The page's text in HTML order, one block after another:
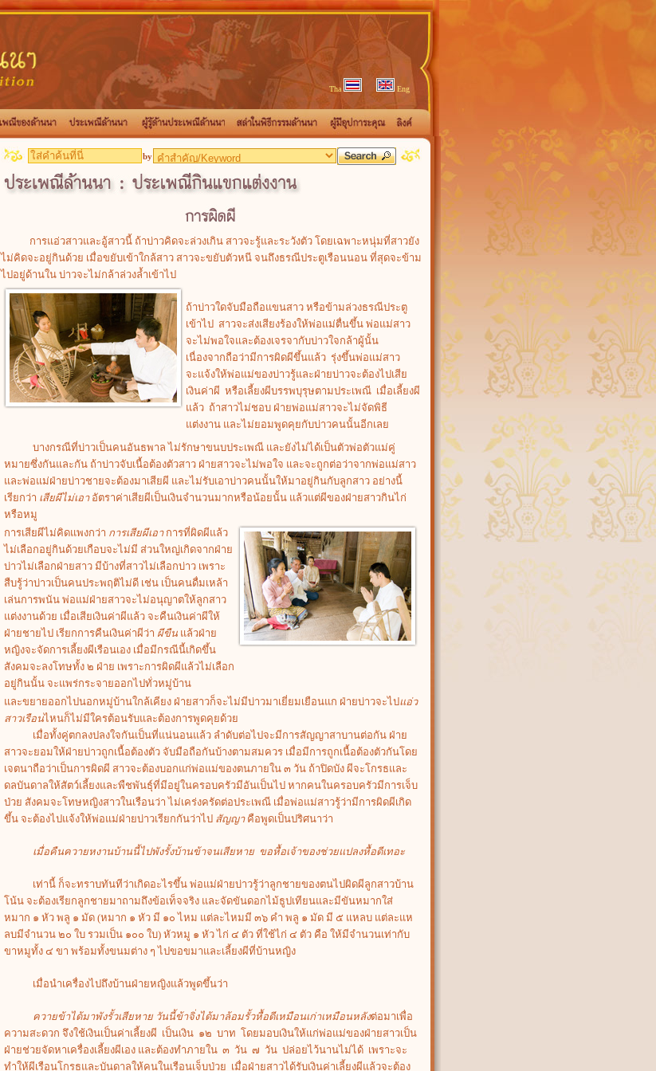
Tha Eng
by
การแอ่วสาวและอู้สาวนี้ ถ้าบ่าวคิดจะล่วงเกิน สาวจะรู้และระวังตัว โดยเฉพาะหนุ่มที่สาวยัง
ไม่คิดจะอยู่กินด้วย เมื่อขยับเข้าใกล้สาว สาวจะขยับตัวหนี จนถึงธรณีประตูเรือนนอน ที่สุดจะข้าม
ไปอยู่ด้านใน บ่าวจะไม่กล้าล่วงล้ำเข้าไป
ถ้าบ่าวใดจับมือถือแขนสาว หรือข้ามล่วงธรณีประตู
เข้าไป สาวจะส่งเสียงร้องให้พ่อแม่ตื่นขึ้น พ่อแม่สาว
จะไม่พอใจและต้องเจรจากับบ่าวใจกล้าผู้นั้น
เนื่องจากถือว่ามีการผิดผีขึ้นแล้ว รุ่งขึ้นพ่อแม่สาว
จะแจ้งให้พ่อแม่ของบ่าวรู้และฝ่ายบ่าวจะต้องไปเสีย
เงินค่าผี หรือเลี้ยงผีบรรพบุรุษตามประเพณี เมื่อเลี้ยงผี
แล้ว ถ้าสาวไม่ชอบ ฝ่ายพ่อแม่สาวจะไม่จัดพิธี
แต่งงาน และไม่ยอมพูดคุยกับบ่าวคนนั้นอีกเลย
บางกรณีที่บ่าวเป็นคนอันธพาล ไม่รักษาขนบประเพณี และยังไม่ได้เป็นตัวพ่อตัวแม่คู่
หมายซึ่งกันและกัน ถ้าบ่าวจับเนื้อต้องตัวสาว ฝ่ายสาวจะไม่พอใจ และจะถูกต่อว่าจากพ่อแม่สาว
และพ่อแม่ฝ่ายบ่าวชายจะต้องมาเสียผี และไม่รับเอาบ่าวคนนั้นให้มาอยู่กินกับลูกสาว อย่างนี้
เรียกว่า เสียผีไม่เอาอัตราค่าเสียผีเป็นเงินจำนวนมากหรือน้อยนั้น แล้วแต่ผีของฝ่ายสาวกินไก่
หรือหมู
การเสียผีไม่คิดแพงกว่า การเสียผีเอาการที่ผิดผีแล้ว
ไม่เลือกอยู่กินด้วยเกือบจะไม่มี ส่วนใหญ่เกิดจากฝ่าย
บ่าวไม่เลือกฝ่ายสาว มีบ้างที่สาวไม่เลือกบ่าว เพราะ
สืบรู้ว่าบ่าวเป็นคนประพฤติไม่ดี เช่น เป็นคนดื่มเหล้า
เล่นการพนัน พ่อแม่ฝ่ายสาวจะไม่อนุญาตให้ลูกสาว
แต่งงานด้วย เมื่อเสียเงินค่าผีแล้ว จะคืนเงินค่าผีให้
ฝ่ายชายไป เรียกการคืนเงินค่าผีว่า ผีขืน แล้วฝ่าย
หญิงจะจัดการเลี้ยงผีเรือนเอง เมื่อมีกรณีนี้เกิดขึ้น
สังคมจะลงโทษทั้ง ๒ ฝ่าย เพราะการผิดผีแล้วไม่เลือก
อยู่กินนั้น จะแพร่กระจายออกไปทั่วหมู่บ้าน
และขยายออกไปนอกหมู่บ้านใกล้เคียง ฝ่ายสาวก็จะไม่มีบ่าวมาเยี่ยมเยือนแก ฝ่ายบ่าวจะไปแอ่ว
สาวเรือนไหนก็ไม่มีใครต้อนรับและต้องการพูดคุยด้วย
เมื่อทั้งคู่ตกลงปลงใจกันเป็นที่แน่นอนแล้ว ลำดับต่อไปจะมีการสัญญาสาบานต่อกัน ฝ่าย
สาวจะยอมให้ฝ่ายบ่าวถูกเนื้อต้องตัว จับมือถือกันบ้างตามสมควร เมื่อมีการถูกเนื้อต้องตัวกันโดย
เจตนาถือว่าเป็นการผิดผี สาวจะต้องบอกแก่พ่อแม่ของตนภายใน ๓ วัน ถ้าปิดบัง ผีจะโกรธและ
ดลบันดาลให้สัตว์เลี้ยงและพืชพันธุ์ที่มีอยู่ในครอบครัวมีอันเป็นไป หากคนในครอบครัวมีการเจ็บ
ป่วย สังคมจะโทษหญิงสาวในเรือนว่า ไม่เคร่งครัดต่อประเพณี เมื่อพ่อแม่สาวรู้ว่ามีการผิดผีเกิด
ขึ้น จะต้องไปแจ้งให้พ่อแม่ฝ่ายบ่าวเรียกกันว่าไป สัญญาคือพูดเป็นปริศนาว่า
เมื่อคืนควายหงานบ้านนี้ไปพังรั้งบ้านข้าจนเสียหาย ขอหื้อเจ้าของช่วยแปลงหื้อดีเทอะ
เท่านี้ ก็จะทราบทันทีว่าเกิดอะไรขึ้น พ่อแม่ฝ่ายบ่าวรู้ว่าลูกชายของตนไปผิดผีลูกสาวบ้าน
โน้น จะต้องเรียกลูกชายมาถามถึงข้อเท็จจริง และจัดขันดอกไม้ธูปเทียนและมีขันหมากใส่
หมาก ๑ หัว พลู ๑ มัด (หมาก ๑ หัว มี ๑๐ ไหม แต่ละไหมมี ๓๖ คำ พลู ๑ มัด มี ๕ แหลบ แต่ละแห
ลบมีจำนวน ๒๐ ใบ รวมเป็น ๑๐๐ ใบ) หัวหมู ๑ หัว ไก่ ๔ ตัว ที่ใช้ไก่ ๔ ตัว คือ ให้มีจำนวนเท่ากับ
ขาหมูทั้ง ๔ ขา พร้อมทั้งขนมต่าง ๆ ไปขอขมาและเลี้ยงผีที่บ้านหญิง
เมื่อนำเครื่องไปถึงบ้านฝ่ายหญิงแล้วพูดขึ้นว่า
ควายข้าได้มาพังรั้วเสียหาย วันนี้ข้าจิ่งได้มาล้อมรั้วหื้อดีเหมือนเก่าเหมือนหลังต่อมาเพื่อ
ความสะดวก จึงใช้เงินเป็นค่าเลี้ยงผี เป็นเงิน ๑๒ บาท โดยมอบเงินให้แก่พ่อแม่ของฝ่ายสาวเป็น
ฝ่ายช่วยจัดหาเครื่องเลี้ยงผีเอง และต้องทำภายใน ๓ วัน ๗ วัน ปล่อยไว้นานไม่ได้ เพราะจะ
ทำให้ผีเรือนโกรธและบันดาลให้คนในเรือนเจ็บป่วย เมื่อฝ่ายสาวได้รับเงินค่าเลี้ยงผีแล้วจะต้อง